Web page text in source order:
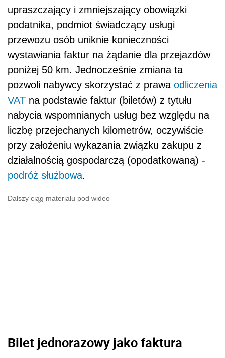
upraszczający i zmniejszający obowiązki
podatnika, podmiot świadczący usługi
przewozu osób uniknie konieczności
wystawiania faktur na żądanie dla przejazdów
poniżej 50 km. Jednocześnie zmiana ta
pozwoli nabywcy skorzystać z prawa odliczenia
VAT na podstawie faktur (biletów) z tytułu
nabycia wspomnianych usług bez względu na
liczbę przejechanych kilometrów, oczywiście
przy założeniu wykazania związku zakupu z
działalnością gospodarczą (opodatkowaną) -
podróż służbowa.
Dalszy ciąg materiału pod wideo
Bilet jednorazowy jako faktura